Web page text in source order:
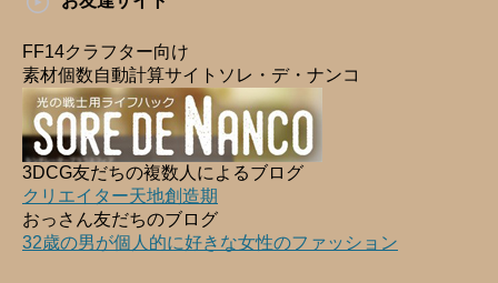
FF14クラフター向け
素材個数自動計算サイトソレ・デ・ナンコ
3DCG友だちの複数人によるブログ
クリエイター天地創造期
おっさん友だちのブログ
32歳の男が個人的に好きな女性のファッション